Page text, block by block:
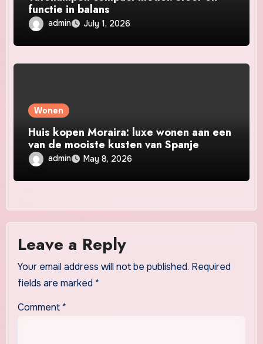
functie in balans
admin July 1, 2026
Wonen
Huis kopen Moraira: luxe wonen aan een
van de mooiste kusten van Spanje
admin May 8, 2026
Leave a Reply
Your email address will not be published. Required
fields are marked *
Comment *